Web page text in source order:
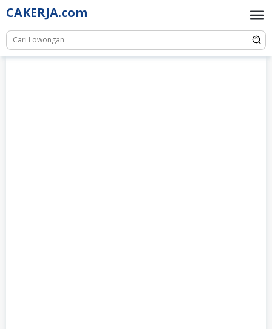
Skip
to
content
CAKERJA.com